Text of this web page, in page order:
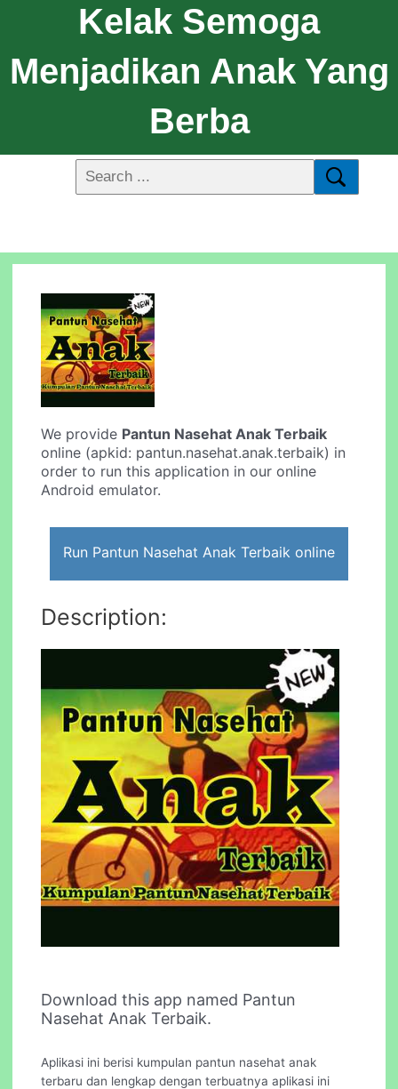
Kelak Semoga
Menjadikan Anak Yang
Berba
We provide Pantun Nasehat Anak Terbaik
online (apkid: pantun.nasehat.anak.terbaik) in
order to run this application in our online
Android emulator.
Run Pantun Nasehat Anak Terbaik online
Description:
Download this app named Pantun
Nasehat Anak Terbaik.
Aplikasi ini berisi kumpulan pantun nasehat anak
terbaru dan lengkap dengan terbuatnya aplikasi ini